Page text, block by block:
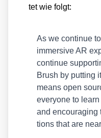
tet wie folgt:
As we con­ti­nue
immersi­ve AR
con­ti­nue
Brush by put­ting
means open
ever­yo­ne to
and encou­ra­ging
tions that are